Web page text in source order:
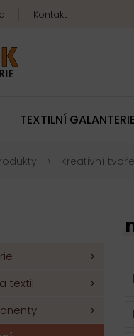
Kontakt
TEXTILNÍ GALANTERIE
Kreativní
textil